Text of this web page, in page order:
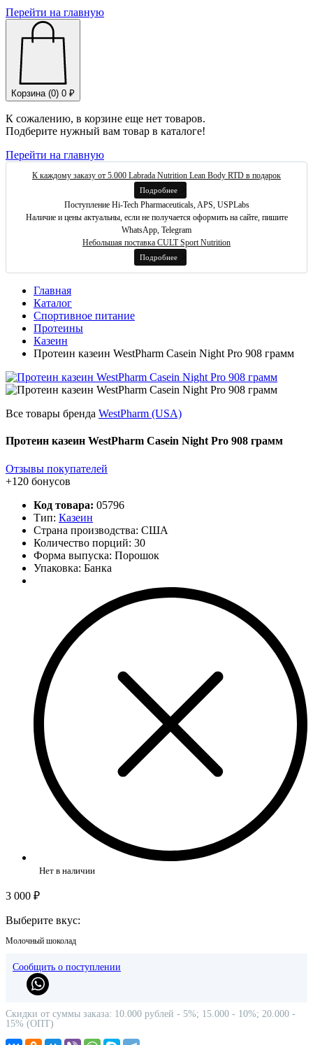
Перейти на главную
Корзина (0) 0 ₽
К сожалению, в корзине еще нет товаров.
Подберите нужный вам товар в каталоге!
Перейти на главную
К каждому заказу от 5.000 Labrada Nutrition Lean Body RTD в подарок
Подробнее
Поступление Hi-Tech Pharmaceuticals, APS, USPLabs
Наличие и цены актуальны, если не получается оформить на сайте, пишите
WhatsApp, Telegram
Небольшая поставка CULT Sport Nutrition
Подробнее
Главная
Каталог
Спортивное питание
Протеины
Казеин
Протеин казеин WestPharm Casein Night Pro 908 грамм
Все товары бренда WestPharm (USA)
Протеин казеин WestPharm Casein Night Pro 908 грамм
Отзывы покупателей
+120 бонусов
Код товара: 05796
Тип: Казеин
Страна производства: США
Количество порций: 30
Форма выпуска: Порошок
Упаковка: Банка
Нет в наличии
3 000 ₽
Выберите вкус:
Молочный шоколад
Сообщить о поступлении
Скидки от суммы заказа: 10.000 рублей - 5%; 15.000 - 10%; 20.000 -
15% (ОПТ)